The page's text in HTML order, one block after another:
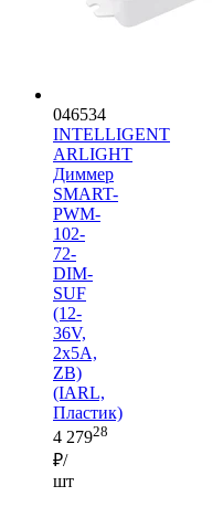
046534
INTELLIGENT
ARLIGHT
Диммер
SMART-
PWM-
102-
72-
DIM-
SUF
(12-
36V,
2x5A,
ZB)
(IARL,
Пластик)
4 27928
₽/
шт